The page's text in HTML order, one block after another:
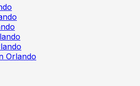
Orlando